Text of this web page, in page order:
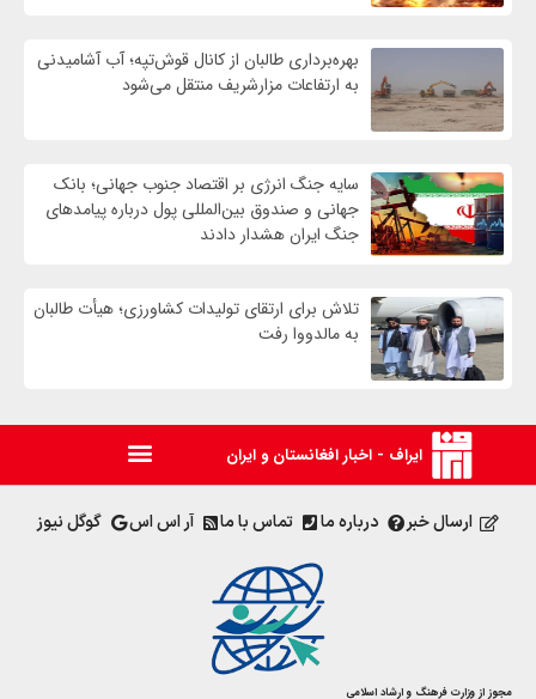
بهره‌برداری طالبان از کانال قوش‌تپه؛ آب آشامیدنی
به ارتفاعات مزارشریف منتقل می‌شود
سایه جنگ انرژی بر اقتصاد جنوب جهانی؛ بانک
جهانی و صندوق بین‌المللی پول درباره پیامدهای
جنگ ایران هشدار دادند
تلاش برای ارتقای تولیدات کشاورزی؛ هیأت طالبان
به مالدووا رفت
ایراف - اخبار افغانستان و ایران
ارسال خبر درباره ما تماس با ما آر اس اس گوگل نیوز
مجوز از وزارت فرهنگ و ارشاد اسلامی